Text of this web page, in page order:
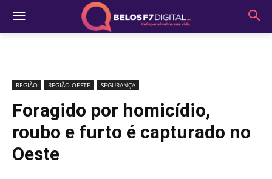
REGIÃO REGIÃO OESTE SEGURANÇA
Foragido por homicídio,
roubo e furto é capturado no
Oeste